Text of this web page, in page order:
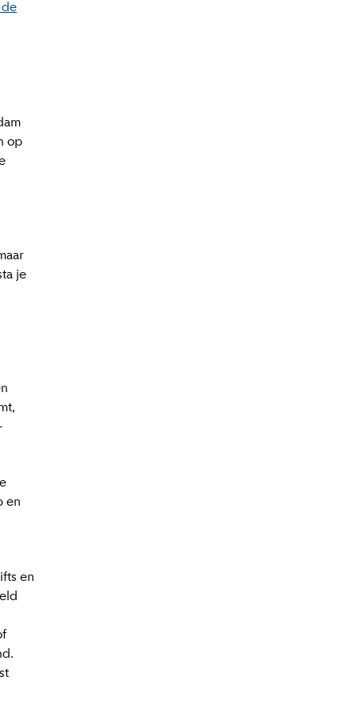
op
je
en
en